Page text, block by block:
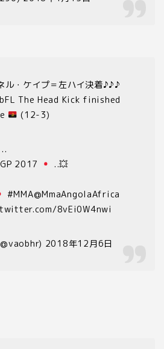
ル・ケイプ＝左ハイ決着♪♪♪
The Head Kick finished
(12-3)
2017
..💥
#MMA@MmaAngolaAfrica
8vEi0W4nwi
2018年12月6日